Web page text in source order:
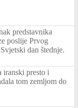
predstavnika
poslije Prvog
dan štednje.
iranski presto i
tom zemljom do